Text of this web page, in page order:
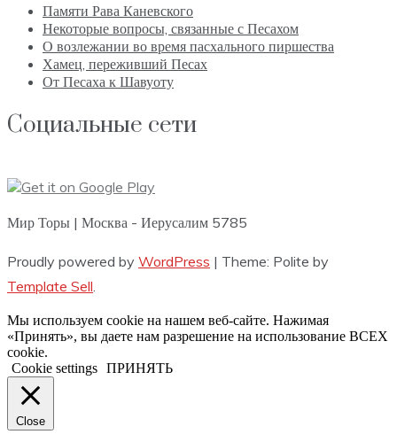
Памяти Рава Каневского
Некоторые вопросы, связанные с Песахом
О возлежании во время пасхального пиршества
Хамец, переживший Песах
От Песаха к Шавуоту
Социальные сети
Мир Торы | Москва - Иерусалим 5785
Proudly powered by WordPress | Theme: Polite by
Template Sell
Мы используем cookie на нашем веб-сайте. Нажимая
«Принять», вы даете нам разрешение на использование ВСЕХ
cookie.
Cookie settings ПРИНЯТЬ
Close